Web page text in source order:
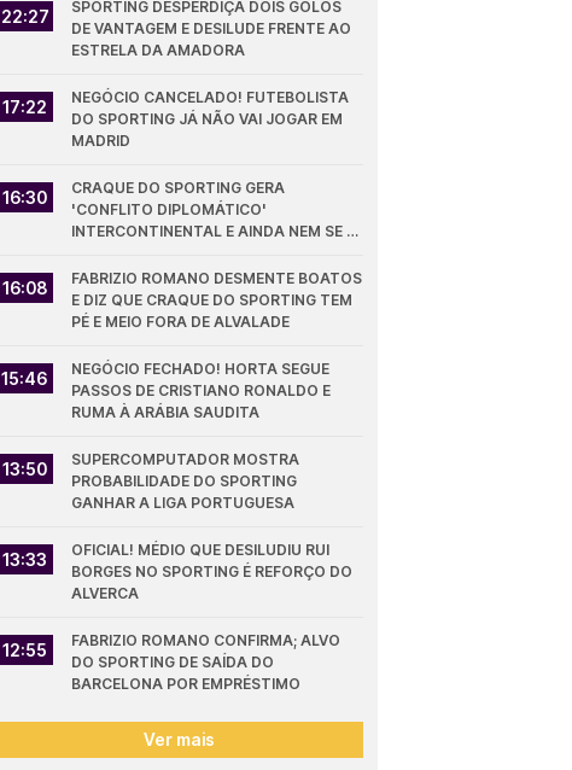
22:27
SPORTING DESPERDIÇA DOIS GOLOS
DE VANTAGEM E DESILUDE FRENTE AO
ESTRELA DA AMADORA
17:22
NEGÓCIO CANCELADO! FUTEBOLISTA
DO SPORTING JÁ NÃO VAI JOGAR EM
MADRID
16:30
CRAQUE DO SPORTING GERA
'CONFLITO DIPLOMÁTICO'
INTERCONTINENTAL E AINDA NEM SE
16:08
FABRIZIO ROMANO DESMENTE BOATOS
E DIZ QUE CRAQUE DO SPORTING TEM
PÉ E MEIO FORA DE ALVALADE
15:46
NEGÓCIO FECHADO! HORTA SEGUE
PASSOS DE CRISTIANO RONALDO E
RUMA À ARÁBIA SAUDITA
13:50
SUPERCOMPUTADOR MOSTRA
PROBABILIDADE DO SPORTING
GANHAR A LIGA PORTUGUESA
13:33
OFICIAL! MÉDIO QUE DESILUDIU RUI
BORGES NO SPORTING É REFORÇO DO
ALVERCA
12:55
FABRIZIO ROMANO CONFIRMA; ALVO
DO SPORTING DE SAÍDA DO
BARCELONA POR EMPRÉSTIMO
Ver mais